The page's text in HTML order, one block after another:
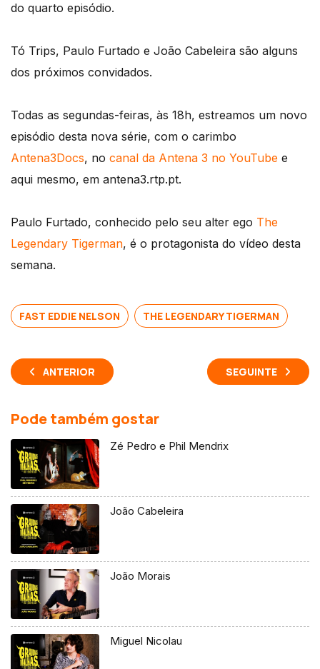
do quarto episódio.
Tó Trips, Paulo Furtado e João Cabeleira são alguns
dos próximos convidados.
Todas as segundas-feiras, às 18h, estreamos um novo
episódio desta nova série, com o carimbo
Antena3Docs, no canal da Antena 3 no YouTube e
aqui mesmo, em antena3.rtp.pt.
Paulo Furtado, conhecido pelo seu alter ego The
Legendary Tigerman, é o protagonista do vídeo desta
semana.
FAST EDDIE NELSON THE LEGENDARY TIGERMAN
ANTERIOR SEGUINTE
Pode também gostar
Zé Pedro e Phil Mendrix
João Cabeleira
João Morais
Miguel Nicolau